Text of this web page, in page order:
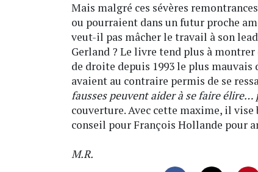
Mais malgré ces sévères
ou pourraient dans un futur proche
veut-il pas mâcher le travail à son
Gerland ? Le livre tend plus à
de droite depuis 1993 le plus mauvais
avaient au contraire permis de se
fausses peuvent aider à se faire élire…
couverture. Avec cette maxime, il
conseil pour François Hollande pour
M.R.